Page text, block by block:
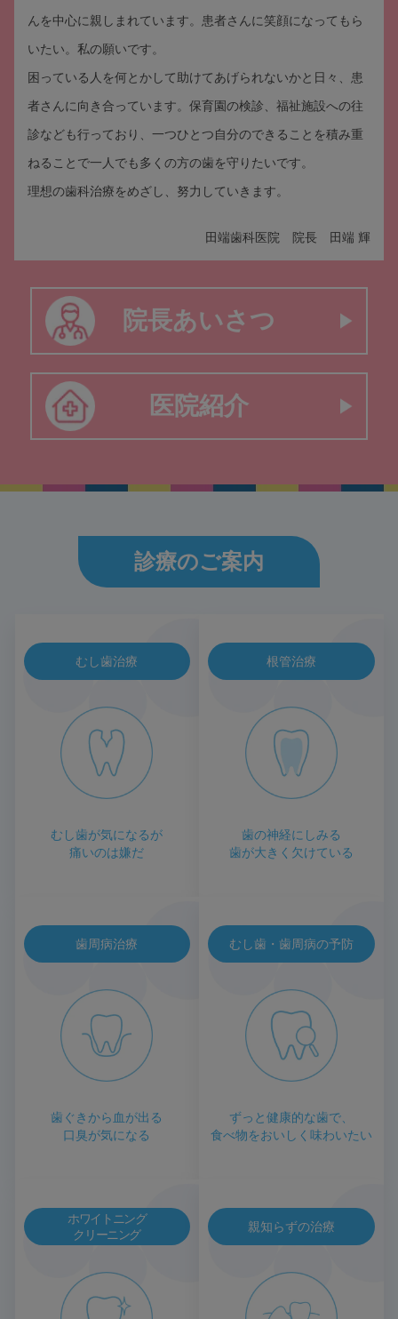
んを中心に親しまれています。患者さんに笑顔になってもら
いたい。私の願いです。
困っている人を何とかして助けてあげられないかと日々、患
者さんに向き合っています。保育園の検診、福祉施設への往
診なども行っており、一つひとつ自分のできることを積み重
ねることで一人でも多くの方の歯を守りたいです。
理想の歯科治療をめざし、努力していきます。
田端歯科医院 院長 田端 輝
院長あいさつ
医院紹介
診療のご案内
むし歯治療
むし歯が気になるが
痛いのは嫌だ
根管治療
歯の神経にしみる
歯が大きく欠けている
歯周病治療
歯ぐきから血が出る
口臭が気になる
むし歯・歯周病の予防
ずっと健康的な歯で、
食べ物をおいしく味わいたい
ホワイトニング
クリーニング
親知らずの治療